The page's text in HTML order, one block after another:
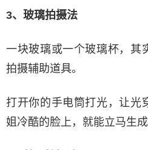
3、玻璃拍摄法
一块玻璃或一个玻璃杯，其
拍摄辅助道具。
打开你的手电筒打光，让光
姐冷酷的脸上，就能立马生